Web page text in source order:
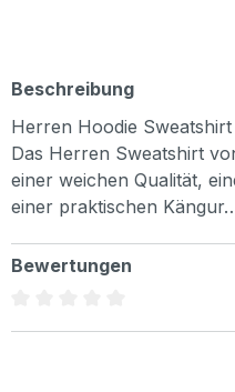
Beschreibung
Herren Hoodie
Das Herren Sweatshirt
einer weichen Qualität,
einer praktischen
Bewertungen